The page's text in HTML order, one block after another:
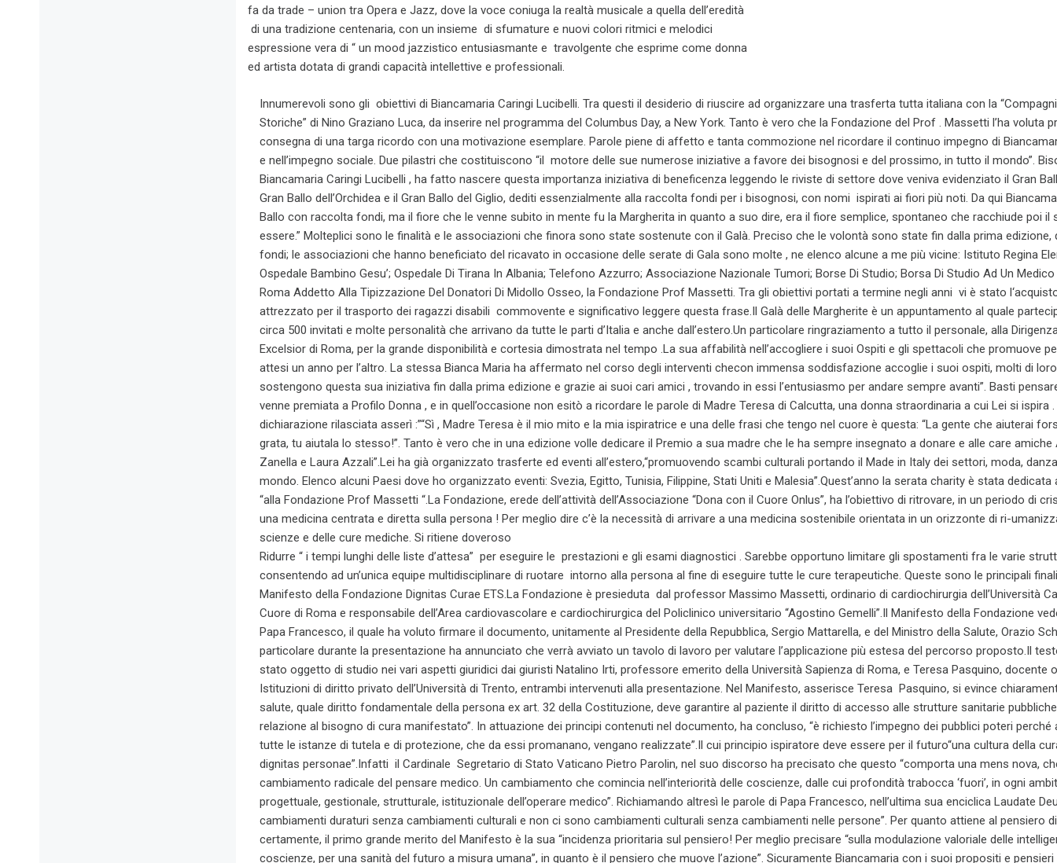
fa da trade – union tra Opera e Jazz, dove la voce coniuga la realtà musicale a quella dell’eredità
di una tradizione centenaria, con un insieme di sfumature e nuovi colori ritmici e melodici
espressione vera di “ un mood jazzistico entusiasmante e travolgente che esprime come donna
ed artista dotata di grandi capacità intellettive e professionali.
Innumerevoli sono gli obiettivi di Biancamaria Caringi Lucibelli. Tra questi il desiderio di riuscire ad organizzare una trasferta tutta italiana con la
Storiche” di Nino Graziano Luca, da inserire nel programma del Columbus Day, a New York. Tanto è vero che la Fondazione del Prof . Massetti l’ha voluta
consegna di una targa ricordo con una motivazione esemplare. Parole piene di affetto e tanta commozione nel ricordare il continuo impegno di
e nell’impegno sociale. Due pilastri che costituiscono “il motore delle sue numerose iniziative a favore dei bisognosi e del prossimo, in tutto il mondo”.
Biancamaria Caringi Lucibelli , ha fatto nascere questa importanza iniziativa di beneficenza leggendo le riviste di settore dove veniva evidenziato il Gran
Gran Ballo dell’Orchidea e il Gran Ballo del Giglio, dediti essenzialmente alla raccolta fondi per i bisognosi, con nomi ispirati ai fiori più noti. Da qui
Ballo con raccolta fondi, ma il fiore che le venne subito in mente fu la Margherita in quanto a suo dire, era il fiore semplice, spontaneo che racchiude poi il
essere.” Molteplici sono le finalità e le associazioni che finora sono state sostenute con il Galà. Preciso che le volontà sono state fin dalla prima edizione,
fondi; le associazioni che hanno beneficiato del ricavato in occasione delle serate di Gala sono molte , ne elenco alcune a me più vicine: Istituto Regina
Ospedale Bambino Gesu’; Ospedale Di Tirana In Albania; Telefono Azzurro; Associazione Nazionale Tumori; Borse Di Studio; Borsa Di Studio Ad Un Medico
Roma Addetto Alla Tipizzazione Del Donatori Di Midollo Osseo, la Fondazione Prof Massetti. Tra gli obiettivi portati a termine negli anni vi è stato
attrezzato per il trasporto dei ragazzi disabili commovente e significativo leggere questa frase.Il Galà delle Margherite è un appuntamento al quale
circa 500 invitati e molte personalità che arrivano da tutte le parti d’Italia e anche dall’estero.Un particolare ringraziamento a tutto il personale, alla
Excelsior di Roma, per la grande disponibilità e cortesia dimostrata nel tempo .La sua affabilità nell’accogliere i suoi Ospiti e gli spettacoli che promuove
attesi un anno per l’altro. La stessa Bianca Maria ha affermato nel corso degli interventi checon immensa soddisfazione accoglie i suoi ospiti, molti di
sostengono questa sua iniziativa fin dalla prima edizione e grazie ai suoi cari amici , trovando in essi l’entusiasmo per andare sempre avanti”. Basti
venne premiata a Profilo Donna , e in quell’occasione non esitò a ricordare le parole di Madre Teresa di Calcutta, una donna straordinaria a cui Lei si ispira
dichiarazione rilasciata asserì :”“Sì , Madre Teresa è il mio mito e la mia ispiratrice e una delle frasi che tengo nel cuore è questa: “La gente che aiuterai
grata, tu aiutala lo stesso!”. Tanto è vero che in una edizione volle dedicare il Premio a sua madre che le ha sempre insegnato a donare e alle care amiche
Zanella e Laura Azzali”.Lei ha già organizzato trasferte ed eventi all’estero,“promuovendo scambi culturali portando il Made in Italy dei settori, moda,
mondo. Elenco alcuni Paesi dove ho organizzato eventi: Svezia, Egitto, Tunisia, Filippine, Stati Uniti e Malesia”.Quest’anno la serata charity è stata
“alla Fondazione Prof Massetti “.La Fondazione, erede dell’attività dell’Associazione “Dona con il Cuore Onlus”, ha l’obiettivo di ritrovare, in un periodo di
una medicina centrata e diretta sulla persona ! Per meglio dire c’è la necessità di arrivare a una medicina sostenibile orientata in un orizzonte di ri-
scienze e delle cure mediche. Si ritiene doveroso
Ridurre “ i tempi lunghi delle liste d’attesa” per eseguire le prestazioni e gli esami diagnostici . Sarebbe opportuno limitare gli spostamenti fra le varie
consentendo ad un’unica equipe multidisciplinare di ruotare intorno alla persona al fine di eseguire tutte le cure terapeutiche. Queste sono le principali
Manifesto della Fondazione Dignitas Curae ETS.La Fondazione è presieduta dal professor Massimo Massetti, ordinario di cardiochirurgia dell’Università
Cuore di Roma e responsabile dell’Area cardiovascolare e cardiochirurgica del Policlinico universitario “Agostino Gemelli”.Il Manifesto della Fondazione
Papa Francesco, il quale ha voluto firmare il documento, unitamente al Presidente della Repubblica, Sergio Mattarella, e del Ministro della Salute, Orazio
particolare durante la presentazione ha annunciato che verrà avviato un tavolo di lavoro per valutare l’applicazione più estesa del percorso proposto.Il
stato oggetto di studio nei vari aspetti giuridici dai giuristi Natalino Irti, professore emerito della Università Sapienza di Roma, e Teresa Pasquino, docente
Istituzioni di diritto privato dell’Università di Trento, entrambi intervenuti alla presentazione. Nel Manifesto, asserisce Teresa Pasquino, si evince
salute, quale diritto fondamentale della persona ex art. 32 della Costituzione, deve garantire al paziente il diritto di accesso alle strutture sanitarie
relazione al bisogno di cura manifestato”. In attuazione dei principi contenuti nel documento, ha concluso, “è richiesto l’impegno dei pubblici poteri perché
tutte le istanze di tutela e di protezione, che da essi promanano, vengano realizzate”.Il cui principio ispiratore deve essere per il futuro“una cultura della
dignitas personae”.Infatti il Cardinale Segretario di Stato Vaticano Pietro Parolin, nel suo discorso ha precisato che questo “comporta una mens nova,
cambiamento radicale del pensare medico. Un cambiamento che comincia nell’interiorità delle coscienze, dalle cui profondità trabocca ‘fuori’, in ogni
progettuale, gestionale, strutturale, istituzionale dell’operare medico”. Richiamando altresì le parole di Papa Francesco, nell’ultima sua enciclica Laudate
cambiamenti duraturi senza cambiamenti culturali e non ci sono cambiamenti culturali senza cambiamenti nelle persone”. Per quanto attiene al pensiero
certamente, il primo grande merito del Manifesto è la sua “incidenza prioritaria sul pensiero! Per meglio precisare “sulla modulazione valoriale delle
coscienze, per una sanità del futuro a misura umana”, in quanto è il pensiero che muove l’azione”. Sicuramente Biancamaria con i suoi propositi e